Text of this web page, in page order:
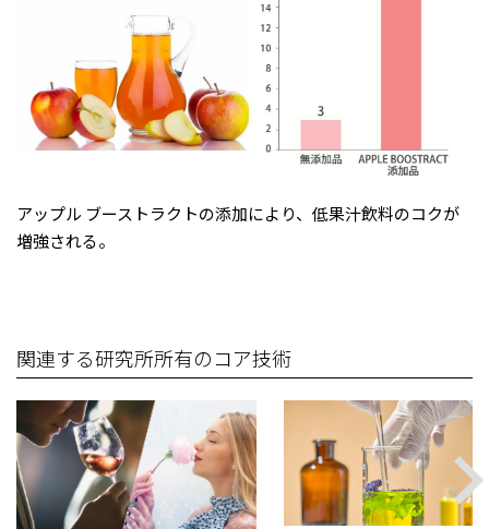
アップル ブーストラクトの添加により、低果汁飲料のコクが
増強される。
関連する研究所所有のコア技術